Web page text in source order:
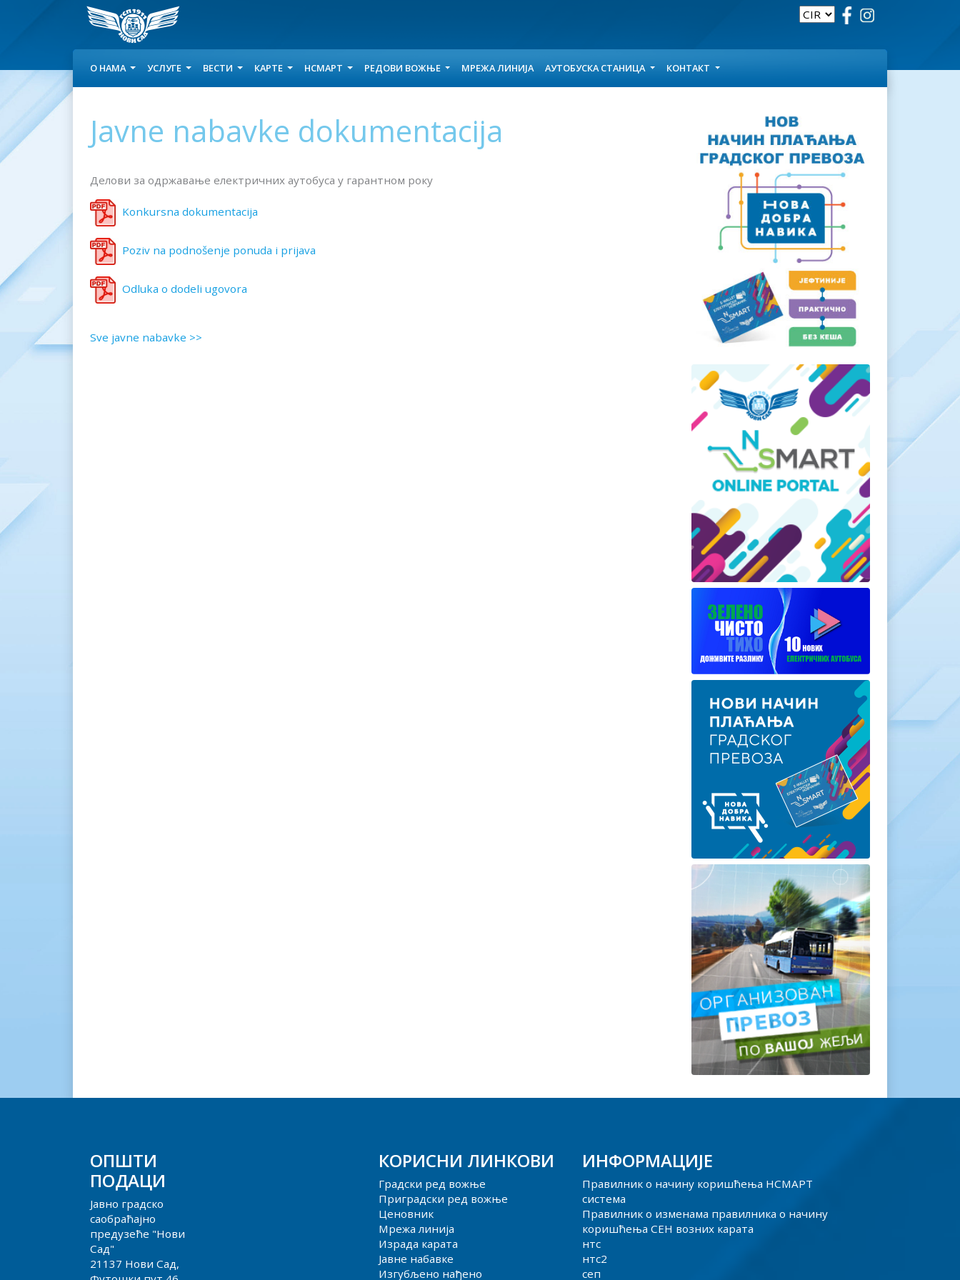
О НАМА УСЛУГЕ ВЕСТИ КАРТЕ НСМАРТ РЕДОВИ ВОЖЊЕ МРЕЖА ЛИНИЈА АУТОБУСКА СТАНИЦА КОНТАКТ
Javne nabavke dokumentacija
Делови за одржавање електричних аутобуса у гарантном року
Konkursna dokumentacija
Poziv na podnošenje ponuda i prijava
Odluka o dodeli ugovora
Sve javne nabavke >>
ОПШТИ
ПОДАЦИ
Јавно градско
саобраћајно
предузеће "Нови
Сад"
21137 Нови Сад,
КОРИСНИ ЛИНКОВИ
Градски ред вожње
Приградски ред вожње
Ценовник
Мрежа линија
Израда карата
Јавне набавке
Изгубљено нађено
ИНФОРМАЦИЈЕ
Правилник о начину коришћења НСМАРТ
система
Правилник о изменама правилника о начину
коришћења СЕН возних карата
нтс
нтс2
сеп